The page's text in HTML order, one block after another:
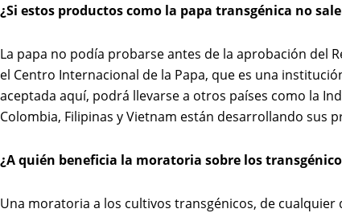
¿Si estos productos como la papa transgénica no
La papa no podía probarse antes de la aprobación del
el Centro Internacional de la Papa, que es una
aceptada aquí, podrá llevarse a otros países como la
Colombia, Filipinas y Vietnam están desarrollando sus
¿A quién beneficia la moratoria sobre los
Una moratoria a los cultivos transgénicos, de